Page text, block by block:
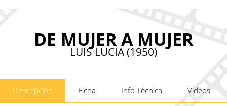
DE MUJER A MUJER
LUIS LUCIA (1950)
Descripción Ficha Info Técnica Vídeos